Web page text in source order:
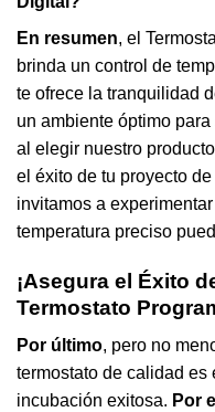
En resumen, el
brinda un control de
te ofrece la tranquilidad
un ambiente óptimo
al elegir nuestro
el éxito de tu proyecto
invitamos a
temperatura preciso
¡Asegura el Éxito
Termostato
Por último, pero no
termostato de calidad es
incubación exitosa. Por